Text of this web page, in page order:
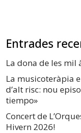
Entrades
La dona de les mil
La musicoteràpia
d’alt risc: nou
tiempo»
Concert de
Hivern 2026!